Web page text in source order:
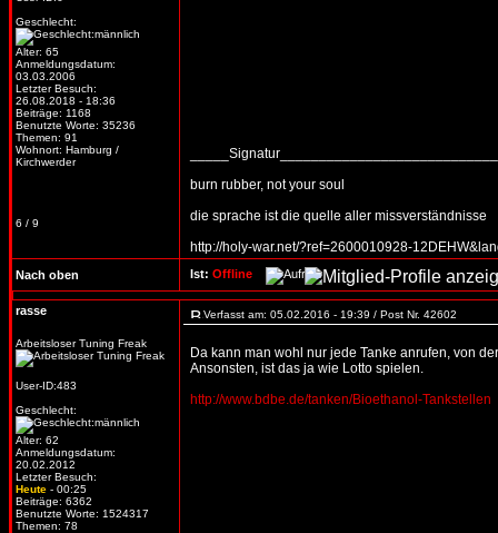
Geschlecht:
Alter: 65
Anmeldungsdatum:
03.03.2006
Letzter Besuch:
26.08.2018 - 18:36
Beiträge: 1168
Benutzte Worte: 35236
Themen: 91
Wohnort: Hamburg /
Kirchwerder
6 / 9
burn rubber, not your soul
die sprache ist die quelle aller missverständnisse
http://holy-war.net/?ref=2600010928-
Nach oben Ist: Offline
rasse
Arbeitsloser Tuning Freak
User-ID:483
Geschlecht:
Alter: 62
Anmeldungsdatum:
20.02.2012
Letzter Besuch:
Heute - 00:25
Beiträge: 6362
Benutzte Worte: 1524317
Themen: 78
Verfasst am: 05.02.2016 - 19:39 / Post Nr. 42602
Da kann man wohl nur jede Tanke anrufen, von
Ansonsten, ist das ja wie Lotto spielen.
http://www.bdbe.de/tanken/Bioethanol-Tankstellen